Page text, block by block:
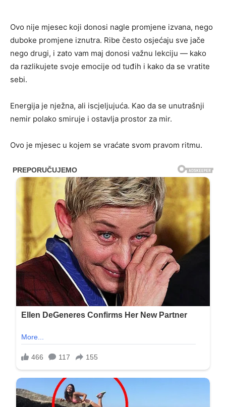
Ovo nije mjesec koji donosi nagle promjene izvana, nego
duboke promjene iznutra. Ribe često osjećaju sve jače
nego drugi, i zato vam maj donosi važnu lekciju — kako
da razlikujete svoje emocije od tuđih i kako da se vratite
sebi.
Energija je nježna, ali iscjeljujuća. Kao da se unutrašnji
nemir polako smiruje i ostavlja prostor za mir.
Ovo je mjesec u kojem se vraćate svom pravom ritmu.